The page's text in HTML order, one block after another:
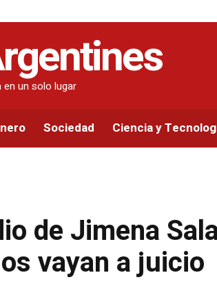
un solo lugar
Sociedad Ciencia y
de Jimena
vayan a juicio